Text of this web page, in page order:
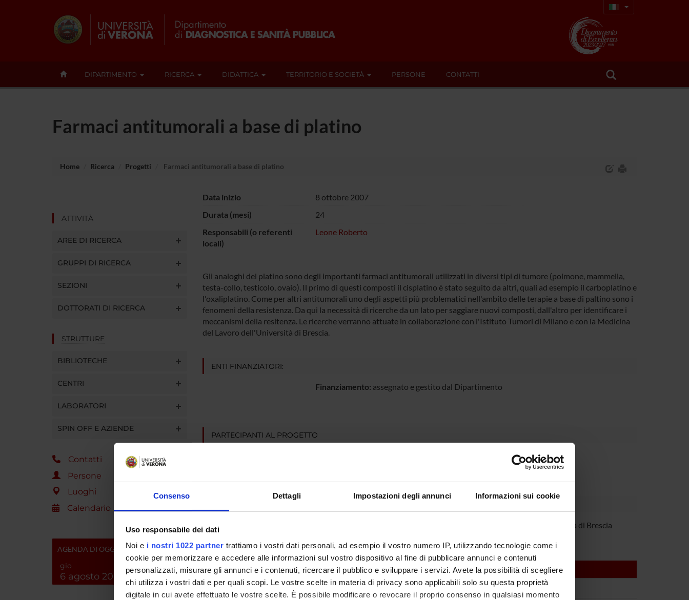
Consenso Dettagli Impostazioni degli annunci Informazioni sui cookie
Uso responsabile dei dati
Noi e i nostri 1022 partner trattiamo i vostri dati personali, ad esempio il vostro numero IP, utilizzando tecnologie come i
cookie per memorizzare e accedere alle informazioni sul vostro dispositivo al fine di pubblicare annunci e contenuti
personalizzati, misurare gli annunci e i contenuti, ricercare il pubblico e sviluppare i servizi. Avete la possibilità di scegliere
chi utilizza i vostri dati e per quali scopi. Le vostre scelte in materia di privacy sono applicabili solo su questa proprietà
digitale in cui avete effettuato le vostre scelte. È possibile modificare o revocare il proprio consenso in qualsiasi momento
DIPARTIMENTO RICERCA DIDATTICA TERRITORIO E SOCIETÀ PERSONE CONTATTI
Farmaci antitumorali a base di platino
Home Ricerca Progetti Farmaci antitumorali a base di platino
ATTIVITÀ
AREE DI RICERCA
GRUPPI DI RICERCA
SEZIONI
DOTTORATI DI RICERCA
STRUTTURE
BIBLIOTECHE
CENTRI
LABORATORI
SPIN OFF E AZIENDE
Contatti
Persone
Luoghi
Calendario
AGENDA DI OGGI
gio
6 agosto 2026
Data inizio
8 ottobre 2007
Durata (mesi)
24
Responsabili (o referenti
locali)
Leone Roberto
Gli analoghi del platino sono degli importanti farmaci antitumorali utilizzati in diversi tipi di tumore (polmone, mammella,
testa-collo, testicolo, ovaio). Il primo di questi composti il cisplatino è stato seguito da altri, quali ad esempio il carboplatino e
l'oxaliplatino. Come per altri antitumorali uno degli aspetti più problematici nell'ambito delle terapie a base di paltino sono i
fenomeni della resistenza. Da qui la necessità di ricerche da un lato per saggiare nuovi composti, dall'altro per identificare i
meccanismi della resitenza. Le ricerche verranno attuate in collaborazione con l'Istituto Tumori di Milano e con la Medicina
del Lavoro dell'Università di Brescia.
ENTI FINANZIATORI:
Finanziamento: assegnato e gestito dal Dipartimento
PARTECIPANTI AL PROGETTO
Paola Perego Università di Brescia
AREE DI RICERCA COINVOLTE DAL PROGETTO
Pharmacology & Pharmacy (DDSP)